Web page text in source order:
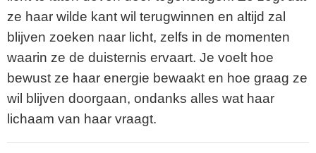
ze haar wilde kant wil terugwinnen en altijd zal
blijven zoeken naar licht, zelfs in de momenten
waarin ze de duisternis ervaart. Je voelt hoe
bewust ze haar energie bewaakt en hoe graag ze
wil blijven doorgaan, ondanks alles wat haar
lichaam van haar vraagt.